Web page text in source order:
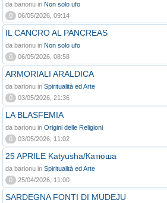
da barionu in Non solo ufo
0
06/05/2026, 09:14
IL CANCRO AL PANCREAS
da barionu in Non solo ufo
0
06/05/2026, 08:58
ARMORIALI ARALDICA
da barionu in Spiritualità ed Arte
0
03/05/2026, 21:36
LA BLASFEMIA
da barionu in Origini delle Religioni
0
03/05/2026, 11:02
25 APRILE Katyusha/Катюша
da barionu in Spiritualità ed Arte
0
25/04/2026, 11:00
SARDEGNA FONTI DI MUDEJU